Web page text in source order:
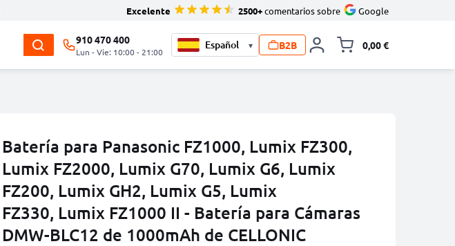
Excelente 2500+comentarios sobre Google
910 470 400
Lun - Vie: 10:00 - 21:00
▾ B2B 0,00 €
Batería para Panasonic FZ1000, Lumix FZ300,
Lumix FZ2000, Lumix G70, Lumix G6, Lumix
FZ200, Lumix GH2, Lumix G5, Lumix
FZ330, Lumix FZ1000 II - Batería para Cámaras
DMW-BLC12 de 1000mAh de CELLONIC